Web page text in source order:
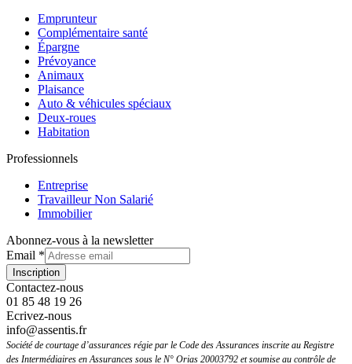
Emprunteur
Complémentaire santé
Épargne
Prévoyance
Animaux
Plaisance
Auto & véhicules spéciaux
Deux-roues
Habitation
Professionnels
Entreprise
Travailleur Non Salarié
Immobilier
Abonnez-vous à la newsletter
Email
page
Mise
Email *
Inscription
Contactez-nous
01 85 48 19 26
Ecrivez-nous
info@assentis.fr
Société de courtage d’assurances régie par le Code des Assurances inscrite au Registre
des Intermédiaires en Assurances sous le N° Orias 20003792 et soumise au contrôle de